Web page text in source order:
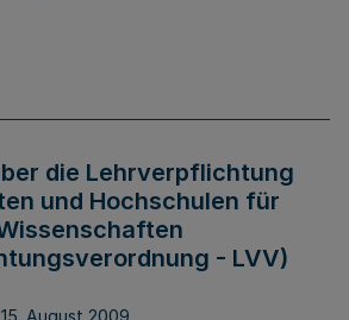
die Lehrverpflichtung
und Hochschulen für
- LVV)
August 2009